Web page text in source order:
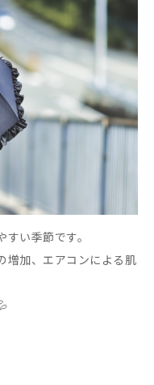
い季節です。
増加、エアコンによる肌